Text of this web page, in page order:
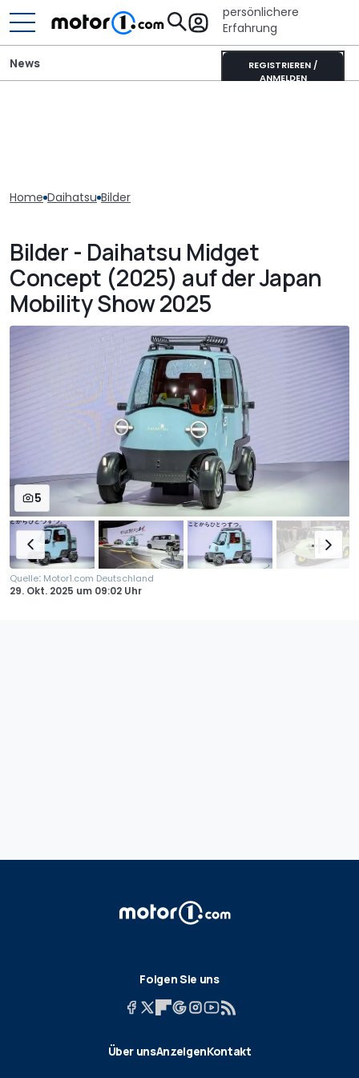
persönlichere
Erfahrung
REGISTRIEREN /
ANMELDEN
News
Home Daihatsu Bilder
Bilder - Daihatsu Midget
Concept (2025) auf der Japan
Mobility Show 2025
5
Quelle: Motor1.com Deutschland
29. Okt. 2025 um 09:02 Uhr
Folgen Sie uns
Über unsAnzeigenKontakt